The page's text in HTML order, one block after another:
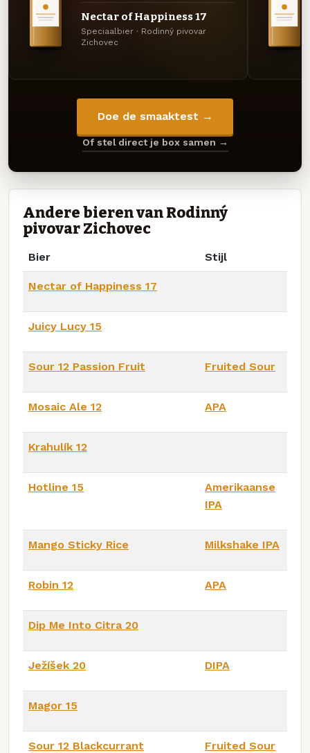
Nectar of Happiness 17
Speciaalbier · Rodinný pivovar
Zichovec
Doe de smaaktest →
Of stel direct je box samen →
Andere bieren van Rodinný
pivovar Zichovec
Bier Stijl
Nectar of Happiness 17
Juicy Lucy 15
Sour 12 Passion Fruit Fruited Sour
Mosaic Ale 12 APA
Krahulík 12
Hotline 15
Amerikaanse
IPA
Mango Sticky Rice Milkshake IPA
Robin 12 APA
Dip Me Into Citra 20
Ježíšek 20 DIPA
Magor 15
Sour 12 Blackcurrant Fruited Sour